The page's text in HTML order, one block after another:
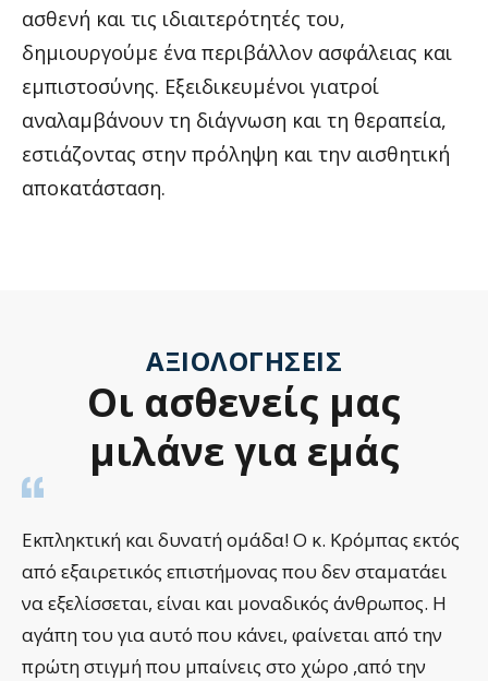
ασθενή και τις ιδιαιτερότητές του,
δημιουργούμε ένα περιβάλλον ασφάλειας και
εμπιστοσύνης. Εξειδικευμένοι γιατροί
αναλαμβάνουν τη διάγνωση και τη θεραπεία,
εστιάζοντας στην πρόληψη και την αισθητική
αποκατάσταση.
ΑΞΙΟΛΟΓΉΣΕΙΣ
Οι ασθενείς μας
μιλάνε για εμάς
Ο κ. Κρόμπας εκτός
που δεν σταματάει
μοναδικός άνθρωπος. Η
φαίνεται από την
στο χώρο ,από την
Υπέροχοι γιατροί και
αγαπούν αυτό που
επαγγελματισμό και
είσαι στο ιατρείο τους
την ώρα που μου κάναν